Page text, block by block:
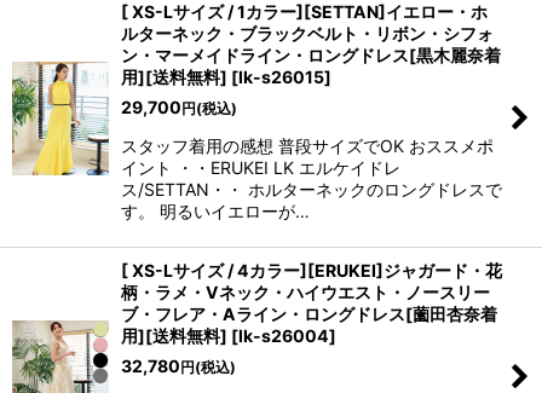
[ XS-Lサイズ / 1カラー][SETTAN]イエロー・ホ
ルターネック・ブラックベルト・リボン・シフォ
ン・マーメイドライン・ロングドレス[黒木麗奈着
用][送料無料] [lk-s26015]
29,700円(税込)
スタッフ着用の感想 普段サイズでOK おススメポ
イント ・・ERUKEI LK エルケイドレ
ス/SETTAN・・ ホルターネックのロングドレスで
す。 明るいイエローが…
[ XS-Lサイズ / 4カラー][ERUKEI]ジャガード・花
柄・ラメ・Vネック・ハイウエスト・ノースリー
ブ・フレア・Aライン・ロングドレス[薗田杏奈着
用][送料無料] [lk-s26004]
32,780円(税込)